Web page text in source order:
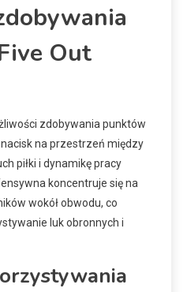
Out
zdobywania punktów
na przestrzeń między
piłki i dynamikę pracy
koncentruje się na
wokół obwodu, co
luk obronnych i